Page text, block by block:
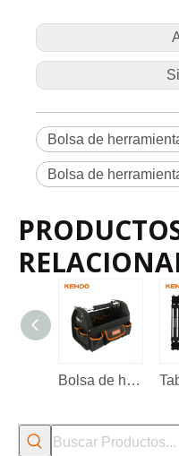
Bolsa de
Bolsa de
Bolsa de herramientas de boca abierta de 16'